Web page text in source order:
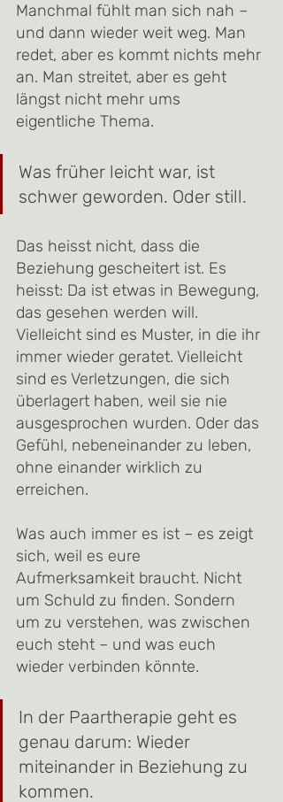
Manchmal fühlt man sich nah –
und dann wieder weit weg. Man
redet, aber es kommt nichts mehr
an. Man streitet, aber es geht
längst nicht mehr ums
eigentliche Thema.
Was früher leicht war, ist
schwer geworden. Oder still.
Das heisst nicht, dass die
Beziehung gescheitert ist. Es
heisst: Da ist etwas in Bewegung,
das gesehen werden will.
Vielleicht sind es Muster, in die ihr
immer wieder geratet. Vielleicht
sind es Verletzungen, die sich
überlagert haben, weil sie nie
ausgesprochen wurden. Oder das
Gefühl, nebeneinander zu leben,
ohne einander wirklich zu
erreichen.
Was auch immer es ist – es zeigt
sich, weil es eure
Aufmerksamkeit braucht. Nicht
um Schuld zu finden. Sondern
um zu verstehen, was zwischen
euch steht – und was euch
wieder verbinden könnte.
In der Paartherapie geht es
genau darum: Wieder
miteinander in Beziehung zu
kommen.